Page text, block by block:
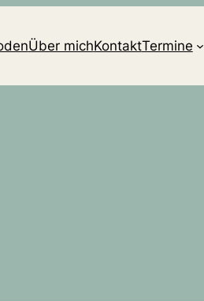
Über michKontaktTermine